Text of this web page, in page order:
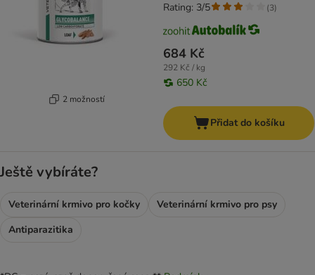
2 možností
684 Kč
292 Kč / kg
650 Kč
Rating: 3/5 (3)
Přidat do košíku
Ještě vybíráte?
Veterinární krmivo pro kočky
Veterinární krmivo pro psy
Antiparazitika